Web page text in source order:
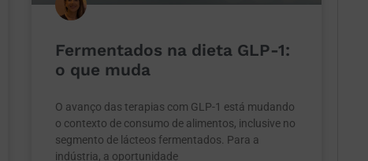
Fermentados na dieta GLP-1:
o que muda
O avanço das terapias com GLP-1 está mudando
o contexto de consumo de alimentos, inclusive no
segmento de lácteos fermentados. Para a
indústria, a oportunidade